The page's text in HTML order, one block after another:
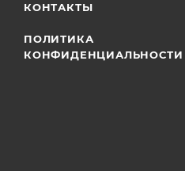
КОНТАКТЫ
ПОЛИТИКА
КОНФИДЕНЦИАЛЬНОСТИ